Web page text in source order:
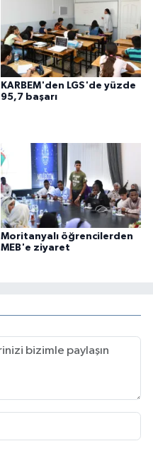
KARBEM'den LGS'de yüzde
95,7 başarı
Moritanyalı öğrencilerden
MEB'e ziyaret